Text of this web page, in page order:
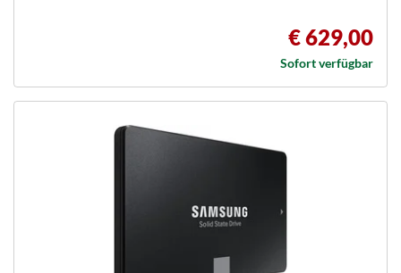
€ 629,00
Sofort verfügbar